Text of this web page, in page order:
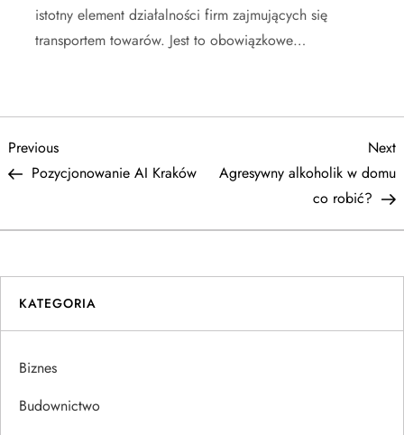
istotny element działalności firm zajmujących się
transportem towarów. Jest to obowiązkowe…
N
w
i
g
a
c
Previous
Post
Previous
Pozycjonowanie AI Kraków
Next
Agresywny alkoholik w domu
co robić?
KATEGORIA
Biznes
Budownictwo